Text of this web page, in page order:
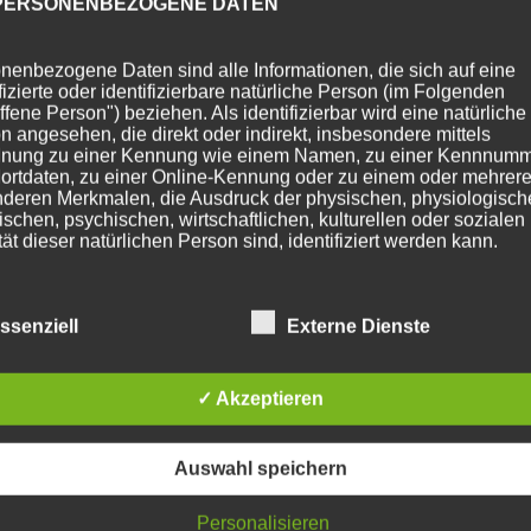
Daten sind alle Informationen, die sich auf eine
oder identifizierbare natürliche Person (im Folgenden
Person") beziehen. Als identifizierbar wird eine natürliche
angesehen, die direkt oder indirekt, insbesondere mittels
zu einer Kennung wie einem Namen, zu einer
zu einer Online-Kennung oder zu einem oder
Merkmalen, die Ausdruck der physischen,
psychischen, wirtschaftlichen, kulturellen oder sozialen
dieser natürlichen Person sind, identifiziert werden kann.
PERSON
deren personenbezogene Daten von dem für die Verarbeitung
verarbeitet werden.
Externe Dienste
✓ Akzeptieren
Auswahl speichern
Personalisieren